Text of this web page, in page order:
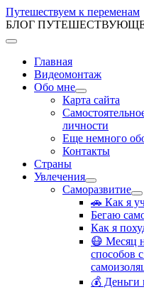
Путешествуем к переменам
БЛОГ
Главная
Видеомонтаж
Обо мне
Карта сайта
личности
Еще немного
Контакты
Страны
Увлечения
Саморазвитие
🚗 Как я
Бегаю
Как я
😷 Месяц
способов
💰 Деньги